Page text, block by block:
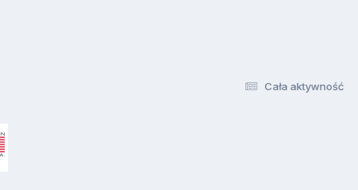
Cała aktywność